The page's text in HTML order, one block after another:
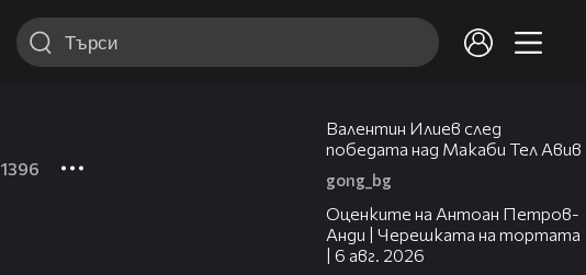
1396
Валентин Илиев след
победата над Макаби Тел Авив
gong_bg
Оценките на Антоан Петров-
Анди | Черешката на тортата
| 6 авг. 2026